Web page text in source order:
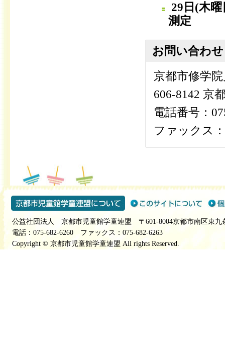
29 日(木
測定
お問い合わせ
京都市修学
606-8142 京
電話番号：
ファックス
公益社団法人 京都市児童館学童連盟 〒601-8004京都市南区東九
電話：075-682-6260 ファックス：075-682-6263
Copyright © 京都市児童館学童連盟 All rights Reserved.